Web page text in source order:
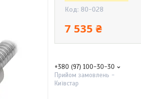
Код: 80-028
7 535 ₴
+380 (97) 100-30-30
Прийом замовлень -
Київстар